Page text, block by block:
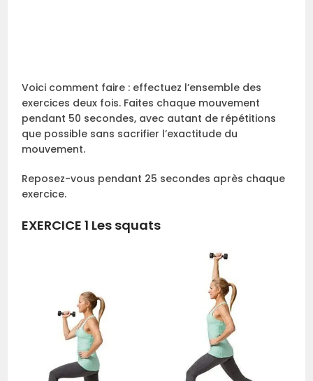
Voici comment faire : effectuez l’ensemble des
exercices deux fois. Faites chaque mouvement
pendant 50 secondes, avec autant de répétitions
que possible sans sacrifier l’exactitude du
mouvement.
Reposez-vous pendant 25 secondes après chaque
exercice.
EXERCICE 1 Les squats